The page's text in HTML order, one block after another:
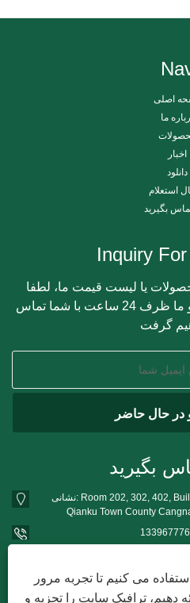
اصلی
ما
اخبار
دانلود
استعلام
بگیرید
Inquiry
یا لیست قیمت ما، لطفا
ایمیل خود را برای ما بگذارید و ما ظرف 24 ساعت با شما تماس
بگیرید
نشانی: Room 202, 302, 402, Building 30, Wanyang Pioneer Park,
Qianku Town County
می کنیم تا تجربه مرور
دهیم، ترافیک سایت را تجزیه و